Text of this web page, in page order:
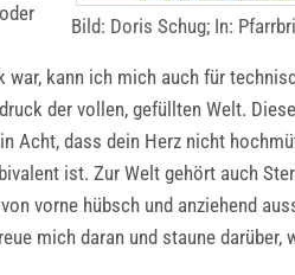
Bild: Doris Schug; In:
kann ich mich auch für
der vollen, gefüllten Welt.
Acht, dass dein Herz nicht
ist. Zur Welt gehört auch
vorne hübsch und anziehend
mich daran und staune darüber,